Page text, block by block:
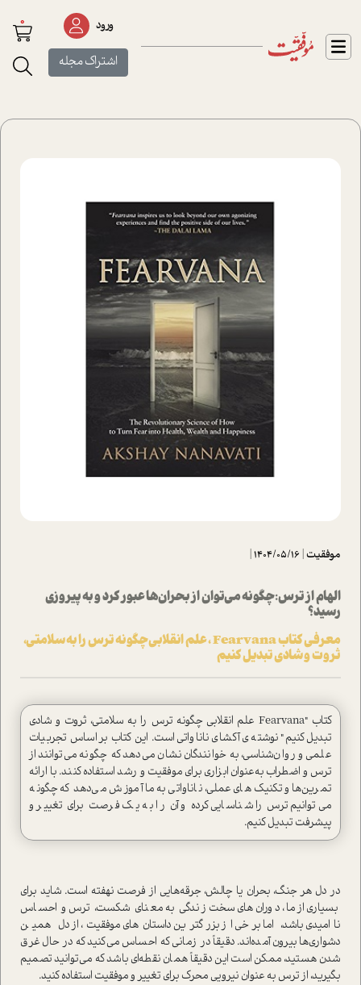
ورود
اشتراک مجله
0
موفقیت|
1404/05/16
|
الهام از ترس: چگونه می‌توان از بحران‌ها عبور کرد و به پیروزی
رسید؟
معرفی کتاب Fearvana ، علم انقلابی چگونه ترس را به سلامتی،
ثروت و شادی تبدیل کنیم
کتاب "Fearvana علم انقلابی چگونه ترس را به سلامتی، ثروت و شادی
تبدیل کنیم" نوشته ی آکشای ناناواتی است. این کتاب بر اساس تجربیات
علمی و روان‌شناسی، به خوانندگان نشان می‌دهد که چگونه می‌توانند از
ترس و اضطراب به‌عنوان ابزاری برای موفقیت و رشد استفاده کنند. با ارائه
تمرین‌ها و تکنیک‌های عملی، ناناواتی به ما آموزش می‌دهد که چگونه
می‌توانیم ترس را شناسایی کرده و آن را به یک فرصت برای تغییر و
پیشرفت تبدیل کنیم.
در دل هر جنگ، بحران یا چالش، جرقه‌هایی از فرصت نهفته است. شاید برای
بسیاری از ما، دوران‌های سخت زندگی به معنای شکست، ترس و احساس
ناامیدی باشد، اما برخی از بزرگترین داستان‌های موفقیت، از دل همین
دشواری‌ها بیرون آمده‌اند. دقیقاً در زمانی که احساس می‌کنید که در حال غرق
شدن هستید، ممکن است این دقیقاً همان نقطه‌ای باشد که می‌توانید تصمیم
بگیرید، از ترس به عنوان نیرویی محرک برای تغییر و موفقیت استفاده کنید.